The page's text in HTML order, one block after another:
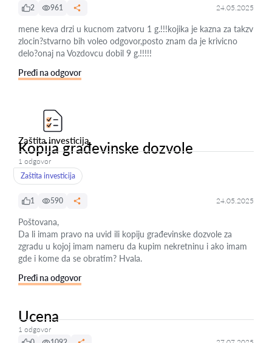
2
961 24.05.2025
mene keva drzi u kucnom zatvoru 1 g.!!!kojika je kazna za takzv
zlocin?stvarno bih voleo odgovor,posto znam da je krivicno
delo?onaj na Vozdovcu dobil 9 g.!!!!!
Pređi na odgovor
Zaštita investicija
Kopija građevinske dozvole
1 odgovor
Zaštita investicija
1 590 24.05.2025
Poštovana,
Da li imam pravo na uvid ili kopiju građevinske dozvole za
zgradu u kojoj imam nameru da kupim nekretninu i ako imam
gde i kome da se obratim? Hvala.
Pređi na odgovor
Ucena
1 odgovor